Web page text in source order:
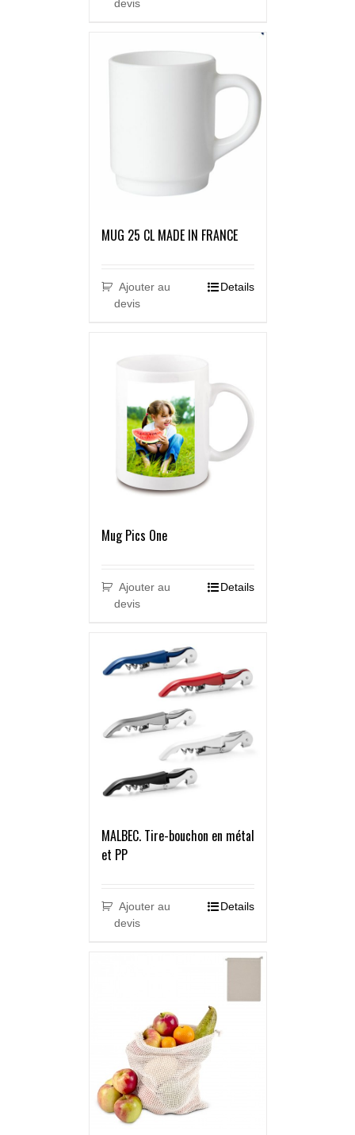
devis
MUG 25 CL MADE IN FRANCE
Ajouter au
devis
Details
Mug Pics One
Ajouter au
devis
Details
MALBEC. Tire-bouchon en métal
et PP
Ajouter au
devis
Details